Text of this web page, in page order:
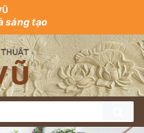
sáng tạo